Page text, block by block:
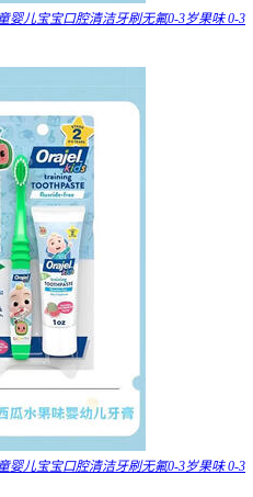
婴儿宝宝口腔清洁牙刷无氟0-3岁果味 0-3
婴儿宝宝口腔清洁牙刷无氟0-3岁果味 0-3